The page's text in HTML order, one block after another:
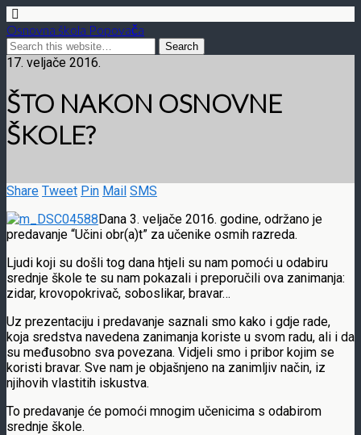
Osnovna škola Popovača
17. veljače 2016.
ŠTO NAKON OSNOVNE
ŠKOLE?
Share Tweet Pin Mail SMS
Dana 3. veljače 2016. godine, održano je
predavanje “Učini obr(a)t” za učenike osmih razreda.
Ljudi koji su došli tog dana htjeli su nam pomoći u odabiru
srednje škole te su nam pokazali i preporučili ova zanimanja:
zidar, krovopokrivač, soboslikar, bravar…
Uz prezentaciju i predavanje saznali smo kako i gdje rade,
koja sredstva navedena zanimanja koriste u svom radu, ali i da
su međusobno sva povezana. Vidjeli smo i pribor kojim se
koristi bravar. Sve nam je objašnjeno na zanimljiv način, iz
njihovih vlastitih iskustva.
To predavanje će pomoći mnogim učenicima s odabirom
srednje škole.